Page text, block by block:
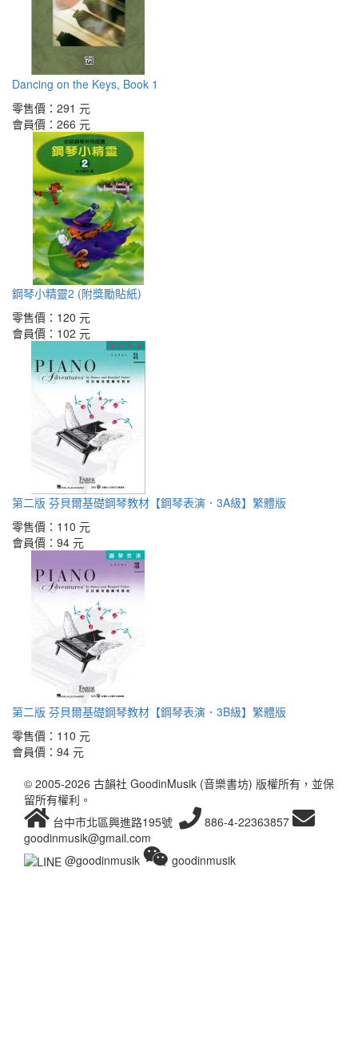
Dancing on the Keys, Book 1
零售價： 291 元
會員價： 266 元
鋼琴小精靈2 (附獎勵貼紙)
零售價： 120 元
會員價： 102 元
第二版 芬貝爾基礎鋼琴教材【鋼琴表演．3A級】繁體版
零售價： 110 元
會員價： 94 元
第二版 芬貝爾基礎鋼琴教材【鋼琴表演．3B級】繁體版
零售價： 110 元
會員價： 94 元
© 2005-2026 古韻社 GoodinMusik (音樂書坊) 版權所有，並保
留所有權利。
台中市北區興進路195號
886-4-22363857
goodinmusik@gmail.com
@goodinmusik
goodinmusik